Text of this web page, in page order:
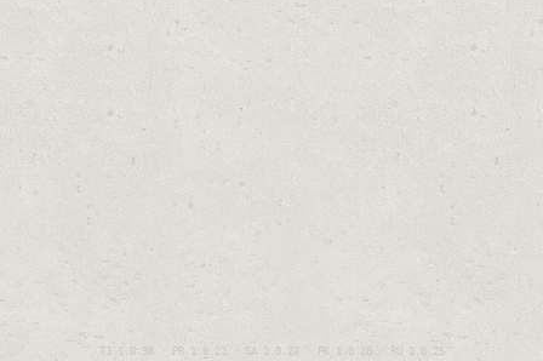
TJ 1.0.98 · PR 1.0.22 · SA 1.0.27 · PK 1.0.28 · RU 1.0.25